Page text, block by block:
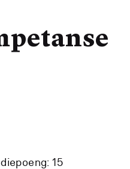
15